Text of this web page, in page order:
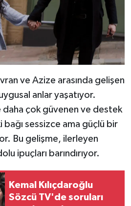
ve Azize arasında gelişen
anlar yaşatıyor.
daha çok güvenen ve destek
bağı sessizce ama güçlü bir
Bu gelişme, ilerleyen
ipuçları barındırıyor.
Kemal Kılıçdaroğlu
Sözcü TV'de soruları